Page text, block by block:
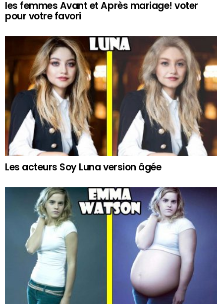
les femmes Avant et Après mariage! voter
pour votre favori
Les acteurs Soy Luna version âgée